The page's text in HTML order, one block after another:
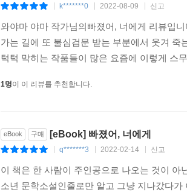
k*******0 2022-08-09 신고
와야마 야마 작가님의빠졌어, 너에게 리뷰입
가는 길에 또 불심검문 받는 부분에서 웃겨
턱턱 막히는 작품들이 많은 요즘에 이렇게 스
1명이 이 리뷰를 추천합니다.
eBook 구매 [eBook] 빠졌어, 너에게
q*******3 2022-02-14 신고
이 책은 한 사람이 주인공으로 나오는 것이
소년 문학소설인줄로만 알고 그냥 지나갔다